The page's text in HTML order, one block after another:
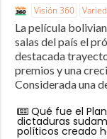
Visión 360
La película
salas del país el
destacada
premios y una
Considerada una
Qué fue el
dictaduras
políticos creado